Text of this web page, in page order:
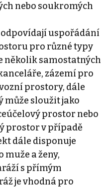
nebo soukromých
uspořádání
pro různé typy
několik samostatných
zázemí pro
prostory, dále
může sloužit jako
prostor nebo
prostor v případě
dále disponuje
a ženy,
s přímým
je vhodná pro